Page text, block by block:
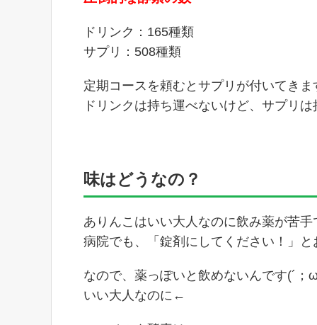
ドリンク：165種類
サプリ：508種類
定期コースを頼むとサプリが付いてきま
ドリンクは持ち運べないけど、サプリ
味はどうなの？
ありんこはいい大人なのに飲み薬が苦手
病院でも、「錠剤にしてください！」と
なので、薬っぽいと飲めないんです(´；
いい大人なのに←